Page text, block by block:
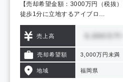
【売却希望金額：3000万円（税抜
徒歩1分に立地するアイブロ…
売上高
売却希望額 3,000万円未満
地域 福岡県